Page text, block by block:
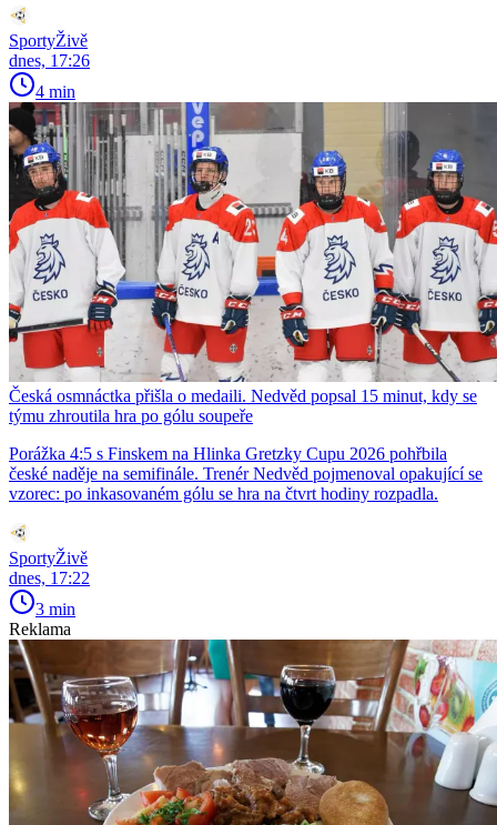
SportyŽivě
dnes, 17:26
4 min
Česká osmnáctka přišla o medaili. Nedvěd popsal 15 minut, kdy se
týmu zhroutila hra po gólu soupeře
Porážka 4:5 s Finskem na Hlinka Gretzky Cupu 2026 pohřbila
české naděje na semifinále. Trenér Nedvěd pojmenoval opakující se
vzorec: po inkasovaném gólu se hra na čtvrt hodiny rozpadla.
SportyŽivě
dnes, 17:22
3 min
Reklama